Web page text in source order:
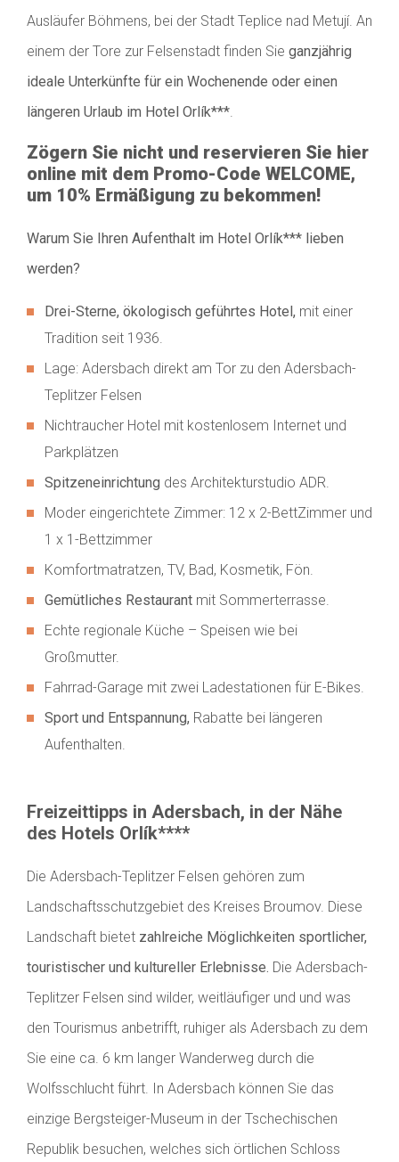
Ausläufer Böhmens, bei der Stadt Teplice nad Metují. An
einem der Tore zur Felsenstadt finden Sie ganzjährig
ideale Unterkünfte für ein Wochenende oder einen
längeren Urlaub im Hotel Orlík***.
Zögern Sie nicht und reservieren Sie hier
online mit dem Promo-Code WELCOME,
um 10% Ermäßigung zu bekommen!
Warum Sie Ihren Aufenthalt im Hotel Orlík*** lieben
werden?
Drei-Sterne, ökologisch geführtes Hotel, mit einer
Tradition seit 1936.
Lage: Adersbach direkt am Tor zu den Adersbach-
Teplitzer Felsen
Nichtraucher Hotel mit kostenlosem Internet und
Parkplätzen
Spitzeneinrichtung des Architekturstudio ADR.
Moder eingerichtete Zimmer: 12 x 2-BettZimmer und
1 x 1-Bettzimmer
Komfortmatratzen, TV, Bad, Kosmetik, Fön.
Gemütliches Restaurant mit Sommerterrasse.
Echte regionale Küche – Speisen wie bei
Großmutter.
Fahrrad-Garage mit zwei Ladestationen für E-Bikes.
Sport und Entspannung, Rabatte bei längeren
Aufenthalten.
Freizeittipps in Adersbach, in der Nähe
des Hotels Orlík****
Die Adersbach-Teplitzer Felsen gehören zum
Landschaftsschutzgebiet des Kreises Broumov. Diese
Landschaft bietet zahlreiche Möglichkeiten sportlicher,
touristischer und kultureller Erlebnisse. Die Adersbach-
Teplitzer Felsen sind wilder, weitläufiger und und was
den Tourismus anbetrifft, ruhiger als Adersbach zu dem
Sie eine ca. 6 km langer Wanderweg durch die
Wolfsschlucht führt. In Adersbach können Sie das
einzige Bergsteiger-Museum in der Tschechischen
Republik besuchen, welches sich örtlichen Schloss